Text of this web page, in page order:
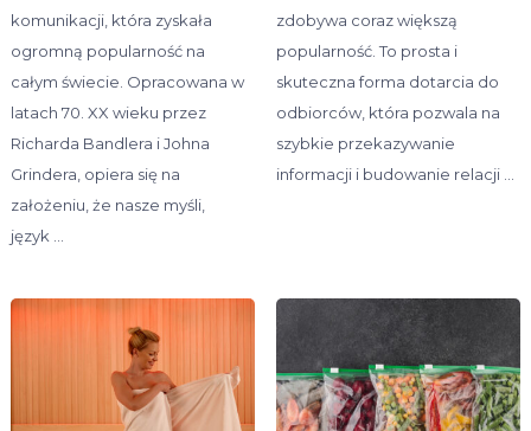
komunikacji, która zyskała
ogromną popularność na
całym świecie. Opracowana w
latach 70. XX wieku przez
Richarda Bandlera i Johna
Grindera, opiera się na
założeniu, że nasze myśli,
język …
zdobywa coraz większą
popularność. To prosta i
skuteczna forma dotarcia do
odbiorców, która pozwala na
szybkie przekazywanie
informacji i budowanie relacji …